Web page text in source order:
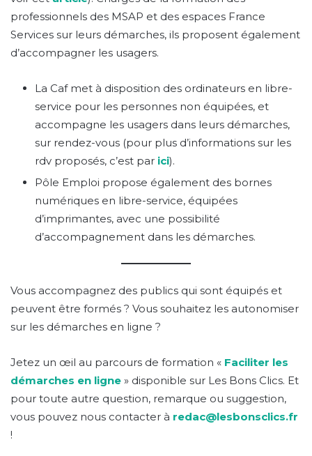
professionnels des MSAP et des espaces France
Services sur leurs démarches, ils proposent également
d’accompagner les usagers.
La Caf met à disposition des ordinateurs en libre-
service pour les personnes non équipées, et
accompagne les usagers dans leurs démarches,
sur rendez-vous (pour plus d’informations sur les
rdv proposés, c’est par ici).
Pôle Emploi propose également des bornes
numériques en libre-service, équipées
d’imprimantes, avec une possibilité
d’accompagnement dans les démarches.
Vous accompagnez des publics qui sont équipés et
peuvent être formés ? Vous souhaitez les autonomiser
sur les démarches en ligne ?
Jetez un œil au parcours de formation « Faciliter les
démarches en ligne » disponible sur Les Bons Clics. Et
pour toute autre question, remarque ou suggestion,
vous pouvez nous contacter à redac@lesbonsclics.fr
!